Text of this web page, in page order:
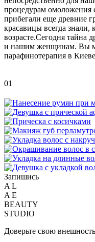
процедурам омоложения
прибегали еще древние
красавицы всегда знали,
возрасте.Сегодня тайна
и нашим женщинам. Вы
парафинотерапия в
01
Запишись
A L
A E
BEAUTY
STUDIO
Доверьте свою